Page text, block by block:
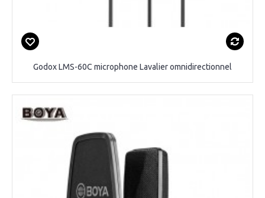
Godox LMS-60C microphone Lavalier omnidirectionnel